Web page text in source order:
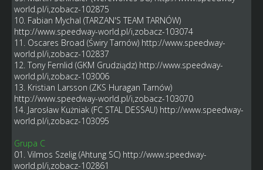
world.pl/i,zobacz-102875
10. Fabian Mychal (TARZAN'S TEAM TARNÓW)
http://www.speedway-world.pl/i,zobacz-103074
11. Oscares Broad (Świry Tarnów) http://www.speedway-
world.pl/i,zobacz-102837
12. Tony Fernlid (GKM Grudziądz) http://www.speedway-
world.pl/i,zobacz-103006
13. Kristian Larsson (ZKS Huragan Tarnów)
http://www.speedway-world.pl/i,zobacz-103070
14. Jarosław Kużniak (FC STAL DESSAU) http://www.speedway-
world.pl/i,zobacz-103095
Grupa C
01. Vilmos Szelig (Ahtung SC) http://www.speedway-
world.pl/i,zobacz-102861